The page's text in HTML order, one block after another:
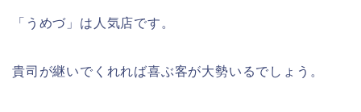
「うめづ」は人気店です。
貴司が継いでくれれば喜ぶ客が大勢いるでしょう。